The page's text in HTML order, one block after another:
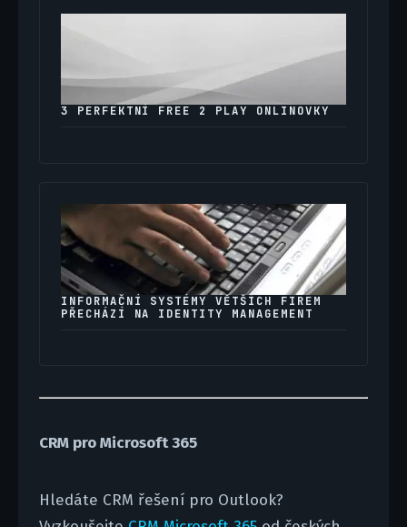
3 PERFEKTNÍ FREE 2 PLAY ONLINOVKY
INFORMAČNÍ SYSTÉMY VĚTŠÍCH FIREM
PŘECHÁZÍ NA IDENTITY MANAGEMENT
CRM pro Microsoft 365
Hledáte CRM řešení pro Outlook?